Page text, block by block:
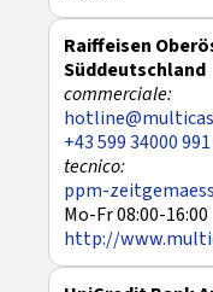
Raiffeisen
Süddeutschland
+43 599 34000
ppm-
Mo-Fr 08:00-16:00
http://